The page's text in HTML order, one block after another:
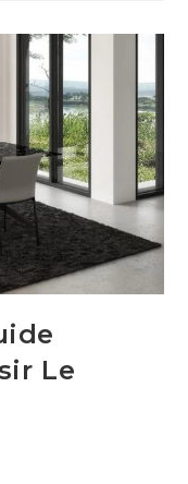
Le